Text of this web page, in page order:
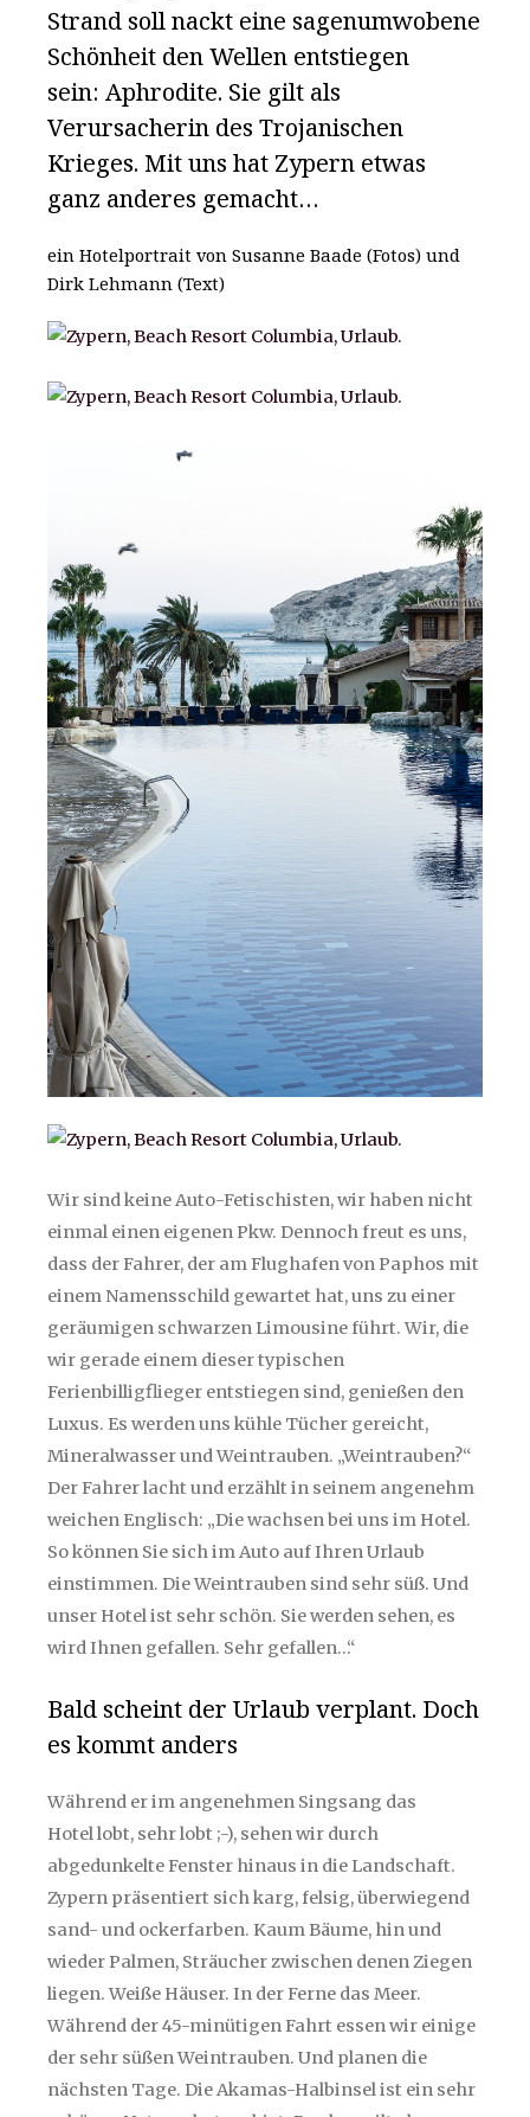
Strand soll nackt eine sagenumwobene
Schönheit den Wellen entstiegen
sein: Aphrodite. Sie gilt als
Verursacherin des Trojanischen
Krieges. Mit uns hat Zypern etwas
ganz anderes gemacht…
ein Hotelportrait von Susanne Baade (Fotos) und
Dirk Lehmann (Text)
Wir sind keine Auto-Fetischisten, wir haben nicht
einmal einen eigenen Pkw. Dennoch freut es uns,
dass der Fahrer, der am Flughafen von Paphos mit
einem Namensschild gewartet hat, uns zu einer
geräumigen schwarzen Limousine führt. Wir, die
wir gerade einem dieser typischen
Ferienbilligflieger entstiegen sind, genießen den
Luxus. Es werden uns kühle Tücher gereicht,
Mineralwasser und Weintrauben. „Weintrauben?“
Der Fahrer lacht und erzählt in seinem angenehm
weichen Englisch: „Die wachsen bei uns im Hotel.
So können Sie sich im Auto auf Ihren Urlaub
einstimmen. Die Weintrauben sind sehr süß. Und
unser Hotel ist sehr schön. Sie werden sehen, es
wird Ihnen gefallen. Sehr gefallen…“
Bald scheint der Urlaub verplant. Doch
es kommt anders
Während er im angenehmen Singsang das
Hotel lobt, sehr lobt ;-), sehen wir durch
abgedunkelte Fenster hinaus in die Landschaft.
Zypern präsentiert sich karg, felsig, überwiegend
sand- und ockerfarben. Kaum Bäume, hin und
wieder Palmen, Sträucher zwischen denen Ziegen
liegen. Weiße Häuser. In der Ferne das Meer.
Während der 45-minütigen Fahrt essen wir einige
der sehr süßen Weintrauben. Und planen die
nächsten Tage. Die Akamas-Halbinsel ist ein sehr